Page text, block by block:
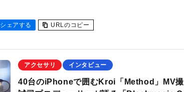
シェアする URLのコピー
アクセサリ インタビュー
40台のiPhoneで囲むKroi「Method」MV撮